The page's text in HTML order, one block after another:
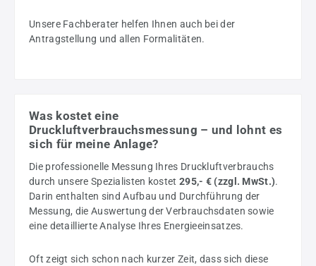
Unsere Fachberater helfen Ihnen auch bei der
Antragstellung und allen Formalitäten.
Was kostet eine
Druckluftverbrauchsmessung – und lohnt es
sich für meine Anlage?
Die professionelle Messung Ihres Druckluftverbrauchs
durch unsere Spezialisten kostet 295,- € (zzgl. MwSt.).
Darin enthalten sind Aufbau und Durchführung der
Messung, die Auswertung der Verbrauchsdaten sowie
eine detaillierte Analyse Ihres Energieeinsatzes.
Oft zeigt sich schon nach kurzer Zeit, dass sich diese